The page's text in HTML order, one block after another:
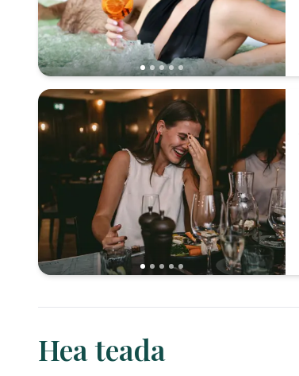
Hea teada